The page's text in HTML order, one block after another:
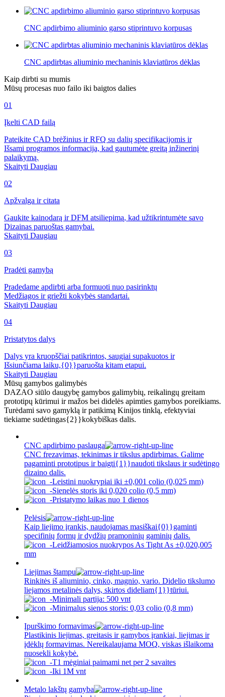
CNC apdirbimo aliuminio garso stiprintuvo korpusas
CNC apdirbtas aliuminio mechaninis klaviatūros dėklas
Kaip dirbti su mumis
Mūsų procesas nuo failo iki baigtos dalies
01
Įkelti CAD failą
Pateikite CAD brėžinius ir RFQ su dalių specifikacijomis ir
Išsami programos informacija, kad gautumėte greitą inžinerinį
palaikymą.
Skaityti Daugiau
02
Apžvalga ir citata
Gaukite kainodarą ir DFM atsiliepimą, kad užtikrintumėte savo
Dizainas paruoštas gamybai.
Skaityti Daugiau
03
Pradėti gamybą
Pradedame apdirbti arba formuoti nuo pasirinktų
Medžiagos ir griežti kokybės standartai.
Skaityti Daugiau
04
Pristatytos dalys
Dalys yra kruopščiai patikrintos, saugiai supakuotos ir
Išsiunčiama laiku,{0}}paruošta kitam etapui.
Skaityti Daugiau
Mūsų gamybos galimybės
DAZAO siūlo daugybę gamybos galimybių, reikalingų greitam
prototipų kūrimui ir mažos bei didelės apimties gamybos poreikiams.
Turėdami savo gamyklą ir patikimą Kinijos tinklą, efektyviai
tiekiame sudėtingas{2}}kokybiškas dalis.
CNC apdirbimo paslauga
CNC frezavimas, tekinimas ir tikslus apdirbimas. Galime
pagaminti prototipus ir baigti{1}}naudoti tikslaus ir sudėtingo
dizaino dalis.
Leistini nuokrypiai iki ±0,001 colio (0,025 mm)
Sienelės storis iki 0,020 colio (0,5 mm)
Pristatymo laikas nuo 1 dienos
Pelėsis
Kaip liejimo įrankis, naudojamas masiškai{0}}gaminti
specifinių formų ir dydžių pramoninių gaminių dalis.
Leidžiamosios nuokrypos As Tight As ±0,020,005
mm
Liejimas štampu
Rinkitės iš aliuminio, cinko, magnio, vario. Didelio tikslumo
liejamos metalinės dalys, skirtos dideliam{1}}tūriui.
Minimali partija: 500 vnt
Minimalus sienos storis: 0,03 colio (0,8 mm)
Įpurškimo formavimas
Plastikinis liejimas, greitasis ir gamybos įrankiai, liejimas ir
įdėklų formavimas. Nereikalaujama MOQ, viskas išlaikoma
nuosekli kokybė.
T1 mėginiai paimami net per 2 savaites
Iki 1M vnt
Metalo lakštų gamyba